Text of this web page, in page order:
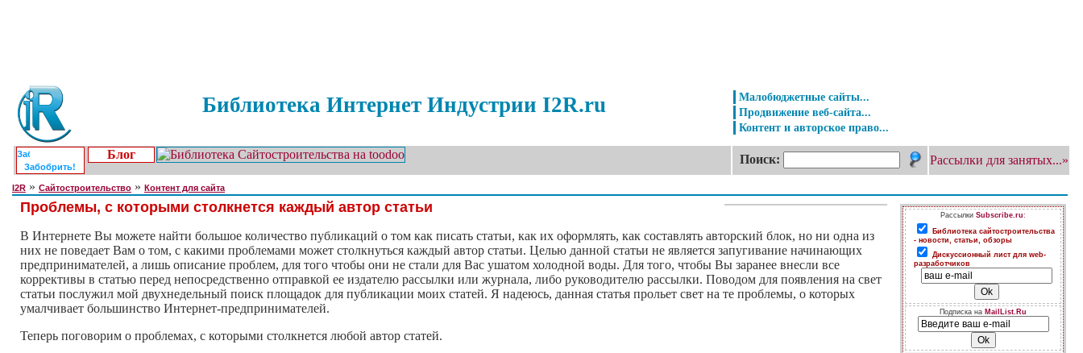
Библиотека Интернет Индустрии I2R.ru
Малобюджетные сайты...
Продвижение веб-сайта...
Контент и авторское право...
Забобрить!
Блог Поиск: Рассылки для занятых...»
I2R » Сайтостроительство » Контент для сайта
Проблемы, с которыми столкнется каждый автор статьи
В Интернете Вы можете найти большое количество публикаций о том как писать статьи, как их оформлять, как составлять авторский блок, но ни одна из
них не поведает Вам о том, с какими проблемами может столкнуться каждый автор статьи. Целью данной статьи не является запугивание начинающих
предпринимателей, а лишь описание проблем, для того чтобы они не стали для Вас ушатом холодной воды. Для того, чтобы Вы заранее внесли все
коррективы в статью перед непосредственно отправкой ее издателю рассылки или журнала, либо руководителю рассылки. Поводом для появления на свет
статьи послужил мой двухнедельный поиск площадок для публикации моих статей. Я надеюсь, данная статья прольет свет на те проблемы, о которых
умалчивает большинство Интернет-предпринимателей.
Теперь поговорим о проблемах, с которыми столкнется любой автор статей.
Рассылки Subscribe.ru:
Библиотека сайтостроительства
- новости, статьи, обзоры
Дискуссионный лист для web-
разработчиков
Подписка на MailList.Ru